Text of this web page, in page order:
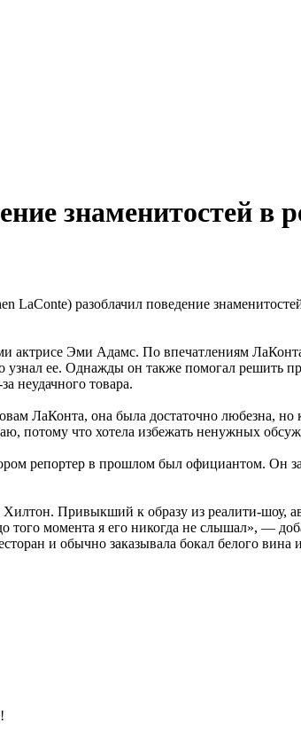
знаменитостей в
LaConte) разоблачил поведение
актрисе Эми Адамс. По впечатлениям
узнал ее. Однажды он также помогал решить
неудачного товара.
ЛаКонта, она была достаточно любезна, но
потому что хотела избежать ненужных
репортер в прошлом был официантом. Он
Привыкший к образу из реалити-шоу,
того момента я его никогда не слышал», —
и обычно заказывала бокал белого